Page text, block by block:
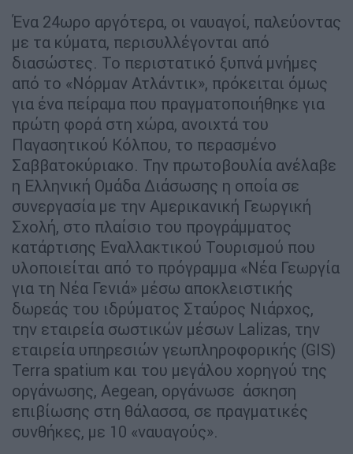
Ένα 24ωρο αργότερα, οι ναυαγοί, παλεύοντας
με τα κύματα, περισυλλέγονται από
διασώστες. Το περιστατικό ξυπνά μνήμες
από το «Νόρμαν Ατλάντικ», πρόκειται όμως
για ένα πείραμα που πραγματοποιήθηκε για
πρώτη φορά στη χώρα, ανοιχτά του
Παγασητικού Κόλπου, το περασμένο
Σαββατοκύριακο. Την πρωτοβουλία ανέλαβε
η Ελληνική Ομάδα Διάσωσης η οποία σε
συνεργασία με την Αμερικανική Γεωργική
Σχολή, στο πλαίσιο τoυ προγράμματος
κατάρτισης Εναλλακτικού Τουρισμού που
υλοποιείται από το πρόγραμμα «Νέα Γεωργία
για τη Νέα Γενιά» μέσω αποκλειστικής
δωρεάς του ιδρύματος Σταύρος Νιάρχος,
την εταιρεία σωστικών μέσων Lalizas, την
εταιρεία υπηρεσιών γεωπληροφορικής (GIS)
Terra spatium και του μεγάλου χορηγού της
οργάνωσης, Aegean, οργάνωσε άσκηση
επιβίωσης στη θάλασσα, σε πραγματικές
συνθήκες, με 10 «ναυαγούς».